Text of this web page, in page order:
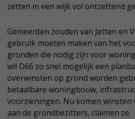
zetten in een wijk vol ontzettend
Gemeenten zouden van Jetten en
gebruik moeten maken van het
gronden die nodig zijn voor
wil D66 zo snel mogelijk een
overwinsten op grond worden
betaalbare woningbouw,
voorzieningen. Nu komen winsten
aan de grondbezitters, claimen ze.